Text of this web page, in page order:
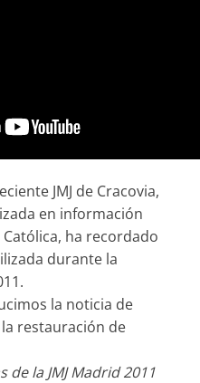
JMJ de Cracovia,
en información
ha recordado
durante la
la noticia de
restauración de
la JMJ Madrid 2011